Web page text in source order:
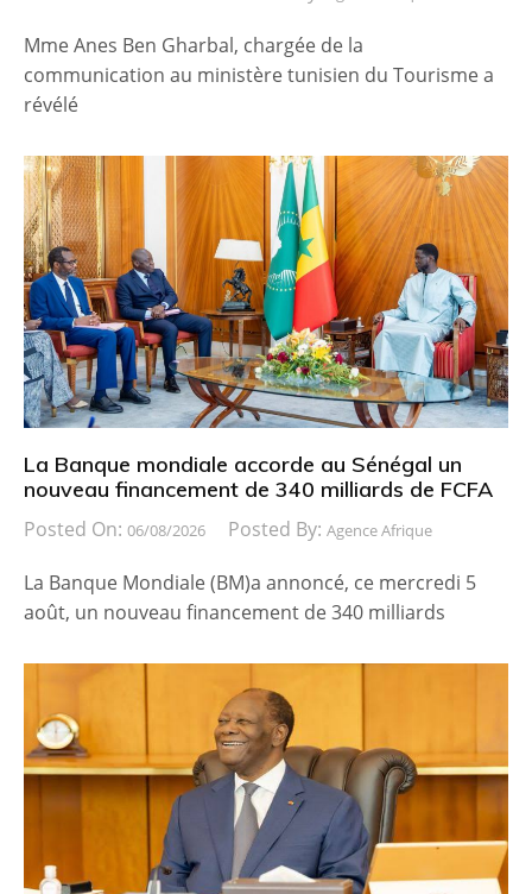
Mme Anes Ben Gharbal, chargée de la
communication au ministère tunisien du Tourisme a
révélé
La Banque mondiale accorde au Sénégal un
nouveau financement de 340 milliards de FCFA
Posted On: 06/08/2026 Posted By: Agence Afrique
La Banque Mondiale (BM)a annoncé, ce mercredi 5
août, un nouveau financement de 340 milliards